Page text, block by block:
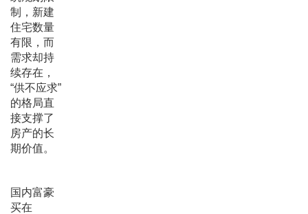
制，新建
住宅数量
有限，而
需求却持
续存在，
“供不应求”
的格局直
接支撑了
房产的长
期价值。
国内富豪
买在